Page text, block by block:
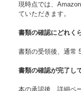
現時点では、
ていただきます。
書類の確認にどれく
書類の受領後、通常
書類の確認が完了し
本の承認後、詳細ペ